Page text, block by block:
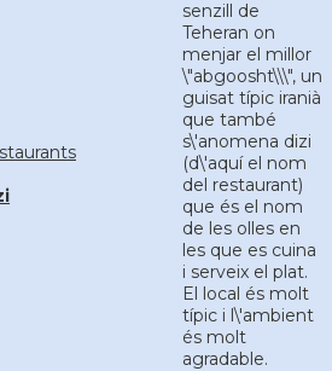
senzill de
Teheran on
menjar el millor
\"abgoosht\\\", un
guisat típic iranià
que també
s\'anomena dizi
(d\'aquí el nom
del restaurant)
que és el nom
de les olles en
les que es cuina
i serveix el plat.
El local és molt
típic i l\'ambient
és molt
agradable.